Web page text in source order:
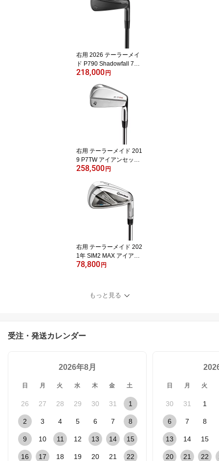
右用 2026 テーラーメイ
ド P790 Shadowfall 7本
(#4-9,Pw) アイアンセッ
05 Luxury Black スチー
ルシャフト TaylorMade
シャドーフォール【あす
218,000円
右用 テーラーメイド 201
9 P7TW アイアンセット
7本 (#4-9,Pw) DYNAMIC
仕様【あす楽対応】
258,500円
右用 テーラーメイド 202
1年 SIM2 MAX アイアン
セット 7本 (#5-9,Pw,Aw)
rMade 21 シム2 マック
ス【あす楽対応】
78,800円
もっと見る
受注・発送カレンダー
2026年8月
日 月 火 水 木 金 土
26 27 28 29 30 31 1
2 3 4 5 6 7 8
9 10 11 12 13 14 15
16 17 18 19 20 21 22
日 月 火
30 31 1
6 7 8
13 14 15
20 21 22